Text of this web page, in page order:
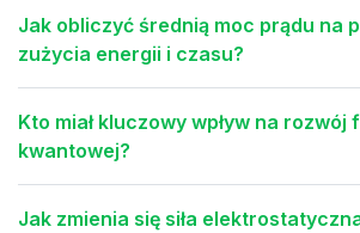
Jak obliczyć średnią moc prądu na
zużycia energii i czasu?
Kto miał kluczowy wpływ na rozwój
kwantowej?
Jak zmienia się siła